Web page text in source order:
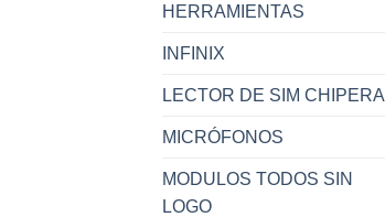
HERRAMIENTAS
INFINIX
LECTOR DE SIM CHIPERA
MICRÓFONOS
MODULOS TODOS SIN
LOGO